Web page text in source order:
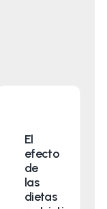
El
efecto
de
las
dietas